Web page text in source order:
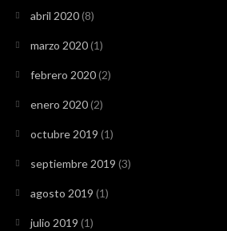
abril 2020(8)
marzo 2020(1)
febrero 2020(2)
enero 2020(2)
octubre 2019 (1)
septiembre 2019 (3)
agosto 2019 (1)
julio 2019 (1)